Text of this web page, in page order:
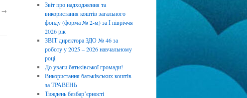
→
Звіт про надходження та
використання коштів загального
фонду (форма № 2-м) за І півріччя
2026 рік
ЗВІТ директора ЗДО № 46 за
роботу у 2025 – 2026 навчальному
році
До уваги батьківської громади!
Використання батьківських коштів
за ТРАВЕНЬ
Тиждень безбарʼєрності